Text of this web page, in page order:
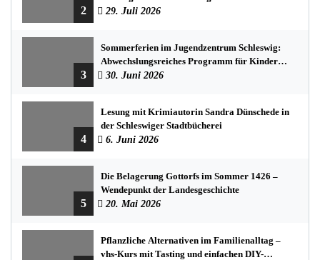
2
29. Juli 2026
3
Sommerferien im Jugendzentrum Schleswig:
Abwechslungsreiches Programm für Kinder
und Jugendliche
30. Juni 2026
4
Lesung mit Krimiautorin Sandra Dünschede in
der Schleswiger Stadtbücherei
6. Juni 2026
5
Die Belagerung Gottorfs im Sommer 1426 –
Wendepunkt der Landesgeschichte
20. Mai 2026
Pflanzliche Alternativen im Familienalltag –
vhs-Kurs mit Tasting und einfachen DIY-